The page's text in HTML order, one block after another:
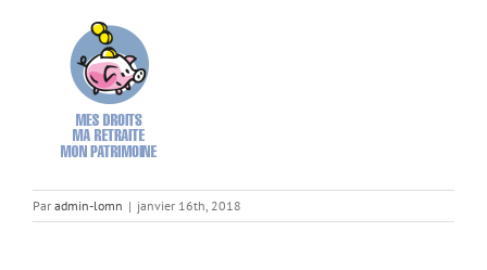
Par admin-lomn | janvier 16th, 2018